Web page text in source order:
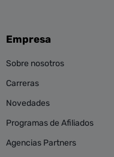
Empresa
Sobre nosotros
Carreras
Novedades
Programas de Afiliados
Agencias Partners